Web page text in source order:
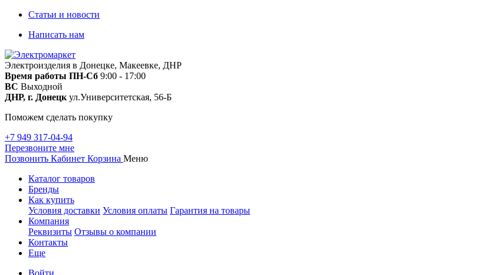
Статьи и новости
Написать нам
Электроизделия в Донецке, Макеевке, ДНР
Время работы ПН-Сб 9:00 - 17:00
ВС Выходной
ДНР, г. Донецк ул.Университетская, 56-Б
Поможем сделать покупку
+7 949 317-04-94
Перезвоните мне
Позвонить Кабинет Корзина Меню
Каталог товаров
Бренды
Как купить
Условия доставки Условия оплаты Гарантия на товары
Компания
Реквизиты Отзывы о компании
Контакты
Еще
Войти